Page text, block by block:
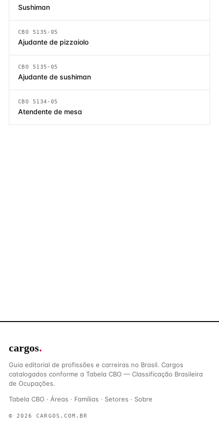
Sushiman
CBO 5135-05
Ajudante de pizzaiolo
CBO 5135-05
Ajudante de sushiman
CBO 5134-05
Atendente de mesa
cargos.
Guia editorial de profissões e carreiras no Brasil. Cargos
catalogados conforme a Tabela CBO — Classificação Brasileira
de Ocupações.
Tabela CBO · Áreas · Famílias · Setores · Sobre
© 2026 CARGOS.COM.BR